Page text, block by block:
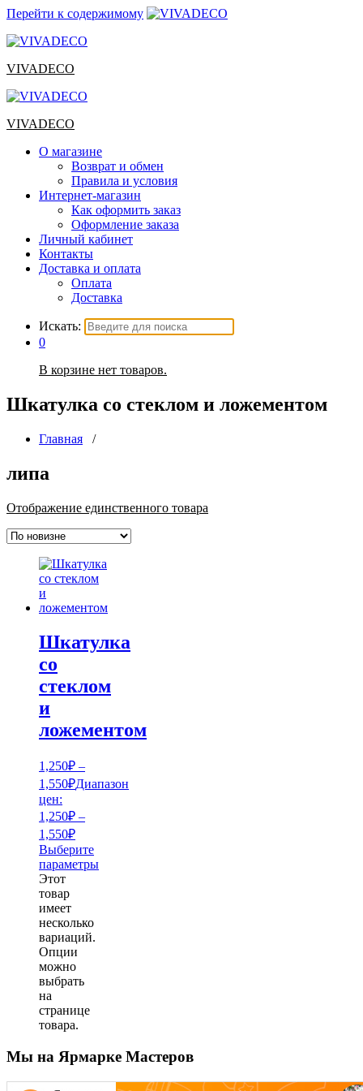
Перейти к содержимому
VIVADECO
VIVADECO
О магазине
Возврат и обмен
Правила и условия
Интернет-магазин
Как оформить заказ
Оформление заказа
Личный кабинет
Контакты
Доставка и оплата
Оплата
Доставка
Искать:
0
В корзине нет товаров.
Шкатулка со стеклом и ложементом
Главная /
липа
Отображение единственного товара
Шкатулка
со
стеклом
и
ложементом
1,250₽ –
1,550₽Диапазон
цен:
1,250₽ –
1,550₽
Выберите
параметры
Этот
товар
имеет
несколько
вариаций.
Опции
можно
выбрать
на
странице
товара.
Мы на Ярмарке Мастеров